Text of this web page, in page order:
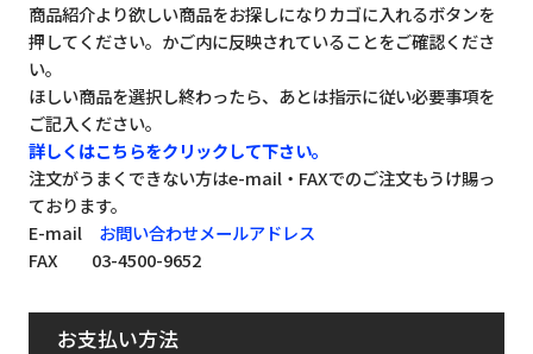
商品紹介より欲しい商品をお探しになりカゴに入れるボタンを
押してください。かご内に反映されていることをご確認くださ
い。
ほしい商品を選択し終わったら、あとは指示に従い必要事項を
ご記入ください。
詳しくはこちらをクリックして下さい。
注文がうまくできない方はe-mail・FAXでのご注文もうけ賜っ
ております。
E-mail お問い合わせメールアドレス
FAX 03-4500-9652
お支払い方法